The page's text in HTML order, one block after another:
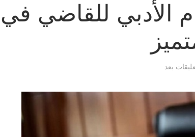
الأدبي للقاضي في
بعد